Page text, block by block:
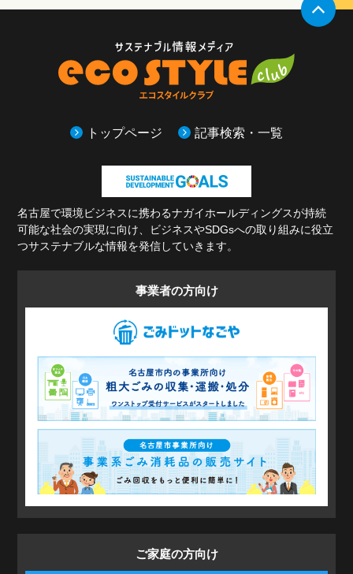
トップページ 記事検索・一覧
名古屋で環境ビジネスに携わるナガイホールディングスが持続
可能な社会の実現に向け、 ビジネスやSDGsへの取り組みに役立
つサステナブルな情報を発信していきます。
事業者の方向け
ご家庭の方向け